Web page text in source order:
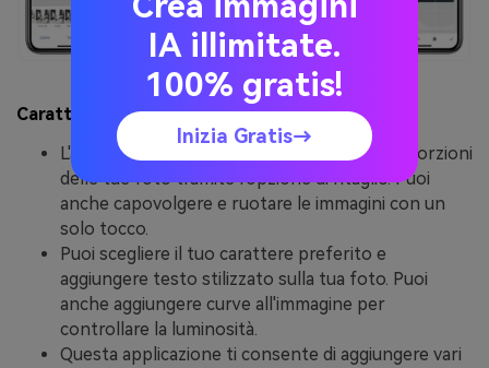
Caratteristiche principali
L'applicazione ti consente di regolare le proporzioni
delle tue foto tramite l'opzione di ritaglio. Puoi
anche capovolgere e ruotare le immagini con un
solo tocco.
Puoi scegliere il tuo carattere preferito e
aggiungere testo stilizzato sulla tua foto. Puoi
anche aggiungere curve all'immagine per
controllare la luminosità.
Questa applicazione ti consente di aggiungere vari
IA illimitate.
100% gratis!
Inizia Gratis→